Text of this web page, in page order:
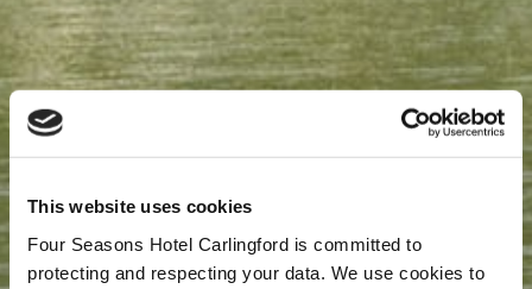
This website uses cookies
Four Seasons Hotel Carlingford is committed to
protecting and respecting your data. We use cookies to